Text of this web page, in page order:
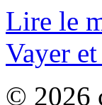
Lire le
Vayer
© 2026